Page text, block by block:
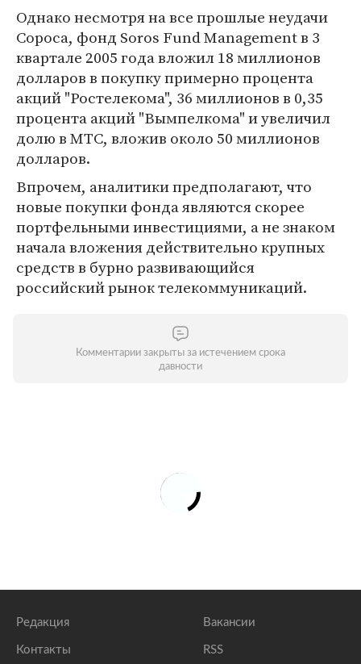
Однако несмотря на все прошлые неудачи
Сороса, фонд Soros Fund Management в 3
квартале 2005 года вложил 18 миллионов
долларов в покупку примерно процента
акций "Ростелекома", 36 миллионов в 0,35
процента акций "Вымпелкома" и увеличил
долю в МТС, вложив около 50 миллионов
долларов.
Впрочем, аналитики предполагают, что
новые покупки фонда являются скорее
портфельными инвестициями, а не знаком
начала вложения действительно крупных
средств в бурно развивающийся
российский рынок телекоммуникаций.
Комментарии закрыты за истечением срока
давности
Редакция
Контакты
Вакансии
RSS